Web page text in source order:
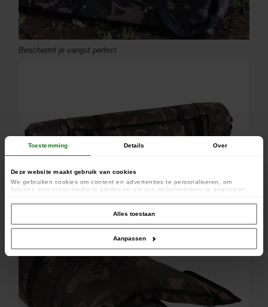
Toestemming Details Over
Deze website maakt gebruik van cookies
We gebruiken cookies om content en advertenties te personaliseren, om
functies voor social media te bieden en om ons websiteverkeer te analyseren.
social media, adverteren en analyse. Deze partners kunnen deze gegevens
combineren met andere informatie die u aan ze heeft verstrekt of die ze hebben
verzameld op basis van uw gebruik van hun services.
Alles toestaan
Aanpassen
Beschermt je vangst perfect
Compact wanneer opgevouwen